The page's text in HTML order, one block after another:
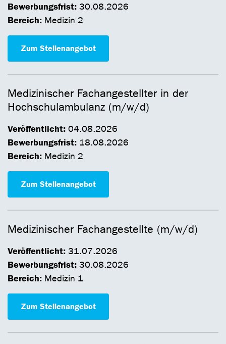
Bewerbungsfrist: 30.08.2026
Bereich: Medizin 2
Zum Stellenangebot
Medizinischer Fachangestellter in der
Hochschulambulanz (m/w/d)
Veröffentlicht: 04.08.2026
Bewerbungsfrist: 18.08.2026
Bereich: Medizin 2
Zum Stellenangebot
Medizinischer Fachangestellte (m/w/d)
Veröffentlicht: 31.07.2026
Bewerbungsfrist: 30.08.2026
Bereich: Medizin 1
Zum Stellenangebot